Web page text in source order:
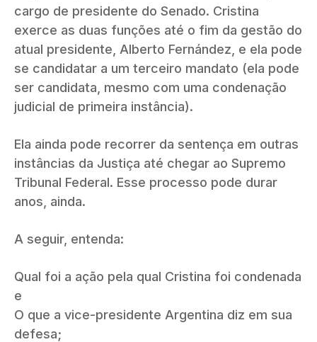
cargo de presidente do Senado. Cristina
exerce as duas funções até o fim da gestão do
atual presidente, Alberto Fernández, e ela pode
se candidatar a um terceiro mandato (ela pode
ser candidata, mesmo com uma condenação
judicial de primeira instância).
Ela ainda pode recorrer da sentença em outras
instâncias da Justiça até chegar ao Supremo
Tribunal Federal. Esse processo pode durar
anos, ainda.
A seguir, entenda:
Qual foi a ação pela qual Cristina foi condenada
e
O que a vice-presidente Argentina diz em sua
defesa;